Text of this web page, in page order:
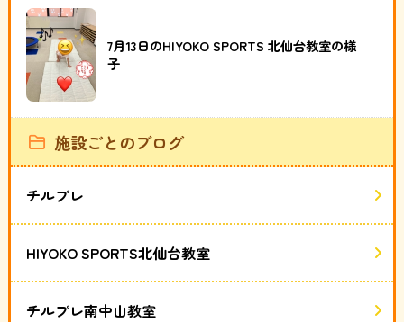
7月13日のHIYOKO SPORTS 北仙台教室の様
子
施設ごとのブログ
チルプレ
HIYOKO SPORTS北仙台教室
チルプレ南中山教室